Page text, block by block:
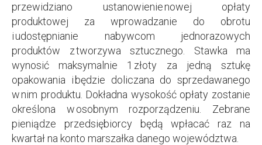
przewidziano ustanowienie nowej opłaty
produktowej za wprowadzanie do obrotu
i udostępnianie nabywcom jednorazowych
produktów z tworzywa sztucznego. Stawka ma
wynosić maksymalnie 1 złoty za jedną sztukę
opakowania i będzie doliczana do sprzedawanego
w nim produktu. Dokładna wysokość opłaty zostanie
określona w osobnym rozporządzeniu. Zebrane
pieniądze przedsiębiorcy będą wpłacać raz na
kwartał na konto marszałka danego województwa.